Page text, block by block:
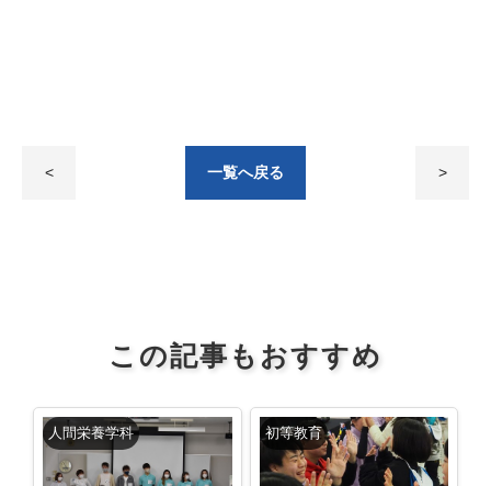
< 一覧へ戻る >
この記事もおすすめ
人間栄養学科 初等教育